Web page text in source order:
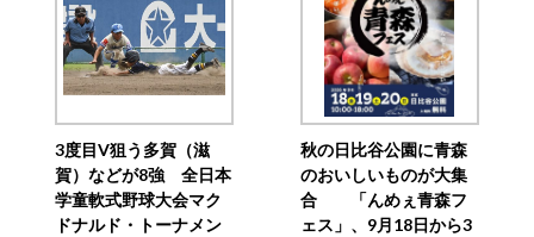
3度目V狙う多賀（滋
賀）などが8強 全日本
学童軟式野球大会マク
ドナルド・トーナメン
秋の日比谷公園に青森
のおいしいものが大集
合 「んめぇ青森フ
ェス」、9月18日から3